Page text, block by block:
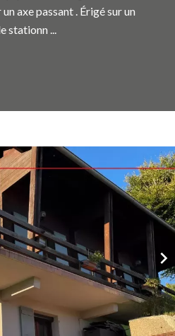
axe passant . Érigé sur un
stationn ...